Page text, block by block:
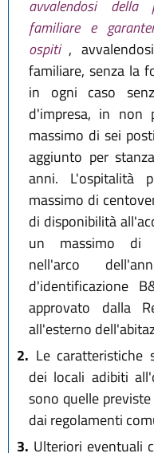
avvalendosi della
familiare e
ospiti ,
familiare, senza la
in ogni caso
d'impresa, in
massimo di sei
aggiunto per
anni. L'ospitalità
massimo di
di disponibilità
un massimo di
nell'arco
d'identificazione
approvato dalla
all'esterno
2. Le caratteristiche
dei locali adibiti
sono quelle
dai regolamenti
3. Ulteriori eventuali